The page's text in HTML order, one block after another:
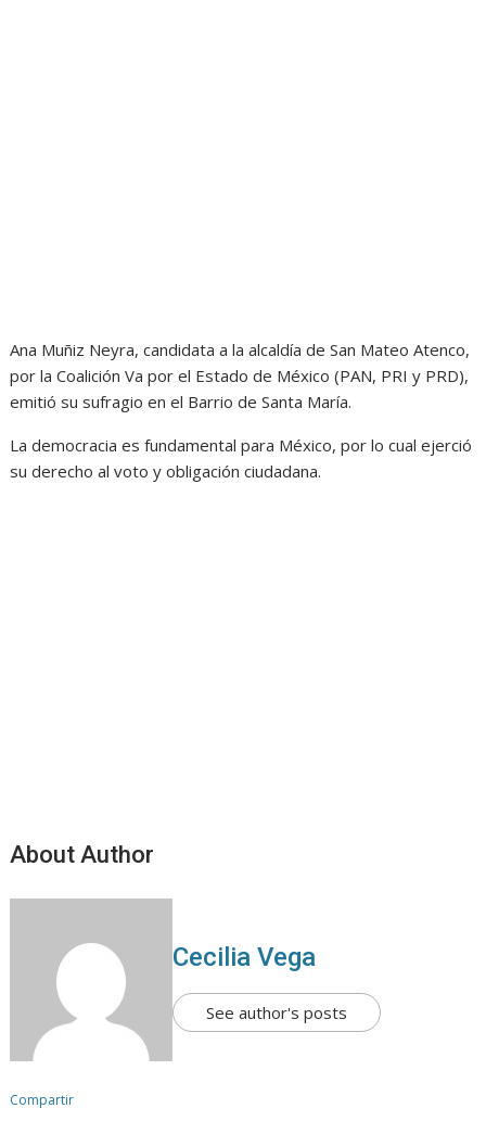
Ana Muñiz Neyra, candidata a la alcaldía de San Mateo Atenco,
por la Coalición Va por el Estado de México (PAN, PRI y PRD),
emitió su sufragio en el Barrio de Santa María.
La democracia es fundamental para México, por lo cual ejerció
su derecho al voto y obligación ciudadana.
About Author
Cecilia Vega
See author's posts
Compartir